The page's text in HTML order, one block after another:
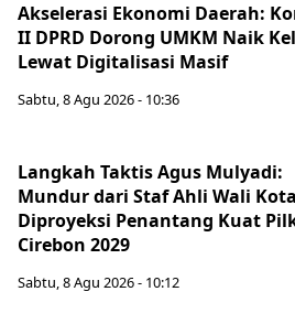
Akselerasi Ekonomi Daerah:
II DPRD Dorong UMKM Naik
Lewat Digitalisasi Masif
Sabtu, 8 Agu 2026 - 10:36
Langkah Taktis Agus Mulyadi:
Mundur dari Staf Ahli Wali
Diproyeksi Penantang Kuat
Cirebon 2029
Sabtu, 8 Agu 2026 - 10:12